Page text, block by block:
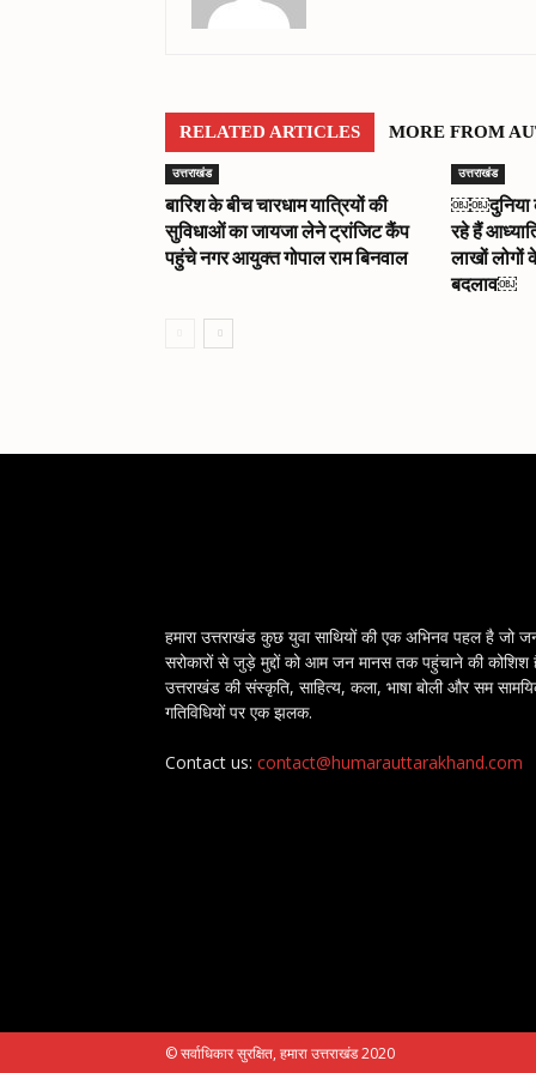
RELATED ARTICLES MORE FROM
उत्तराखंड
बारिश के बीच चारधाम यात्रियों की
सुविधाओं का जायजा लेने ट्रांजिट कैंप
पहुंचे नगर आयुक्त गोपाल राम बिनवाल
उत्तराखंड
￼￼दुनिया
रहे हैं
लाखों
बदलाव￼
हमारा उत्तराखंड कुछ युवा साथियों की एक अभिनव पहल है जो
सरोकारों से जुड़े मुद्दों को आम जन मानस तक पहुंचाने की कोशिश
उत्तराखंड की संस्कृति, साहित्य, कला, भाषा बोली और सम
गतिविधियों पर एक झलक.
Contact us: contact@humarauttarakhand.com
© सर्वाधिकार सुरक्षित, हमारा उत्तराखंड 2020